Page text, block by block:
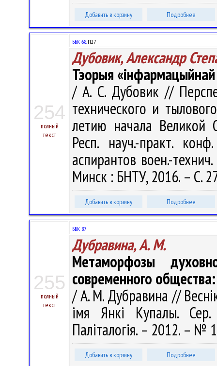
Добавить в корзину Подробнее
254
полный
текст
ББК 68.П27
Дубовик, Александр
Тэорыя
/ А. С. Дубовик //
технического и
летию начала Великой
Респ. науч.-практ.
аспирантов воен.-
Минск : БНТУ, 2016. – С.
Добавить в корзину Подробнее
255
полный
текст
ББК 87.
Дубравина, А. М.
Метаморфозы
современного
/ А. М. Дубравина //
імя Янкі Купалы. Сер.
Паліталогія. – 2012. – №
Добавить в корзину Подробнее